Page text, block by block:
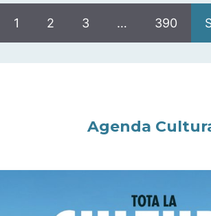
1 2 3 … 390
Agenda